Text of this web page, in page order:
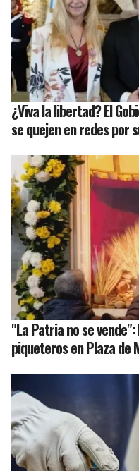
¿Viva la libertad? El
se quejen en redes por
"La Patria no se vende":
piqueteros en Plaza de